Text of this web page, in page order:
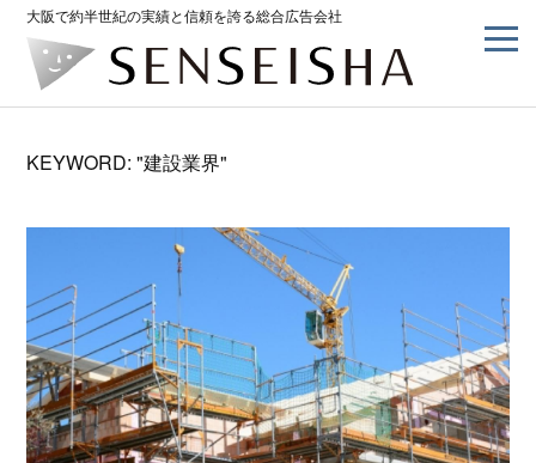
大阪で約半世紀の実績と信頼を誇る総合広告会社
KEYWORD: "建設業界"